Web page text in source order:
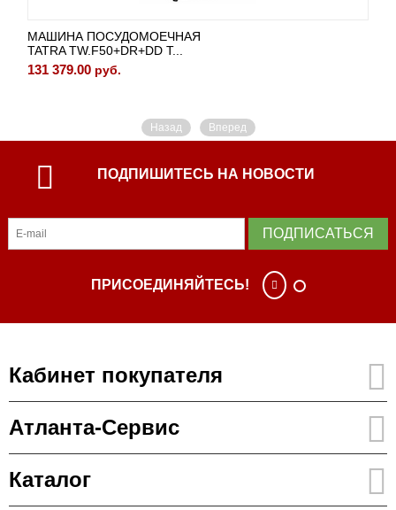
МАШИНА ПОСУДОМОЕЧНАЯ
TATRA TW.F50+DR+DD T...
131 379.00 руб.
Назад Вперед
ПОДПИШИТЕСЬ НА НОВОСТИ
ПОДПИСАТЬСЯ
ПРИСОЕДИНЯЙТЕСЬ!
Кабинет покупателя
Атланта-Сервис
Каталог